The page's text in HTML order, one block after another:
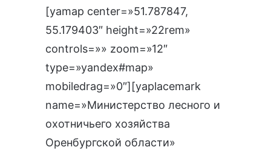
[yamap center=»51.787847,
55.179403″ height=»22rem»
controls=»» zoom=»12″
type=»yandex#map»
mobiledrag=»0″][yaplacemark
name=»Министерство лесного и
охотничьего хозяйства
Оренбургской области»